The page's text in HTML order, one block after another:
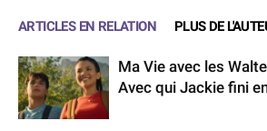
ARTICLES EN RELATION PLUS DE
Ma Vie avec les
Avec qui Jackie fini